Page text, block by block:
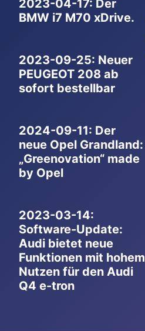
2023-04-17: Der
BMW i7 M70 xDrive.
2023-09-25: Neuer
PEUGEOT 208 ab
sofort bestellbar
2024-09-11: Der
neue Opel Grandland:
„Greenovation“ made
by Opel
2023-03-14:
Software-Update:
Audi bietet neue
Funktionen mit hohem
Nutzen für den Audi
Q4 e-tron